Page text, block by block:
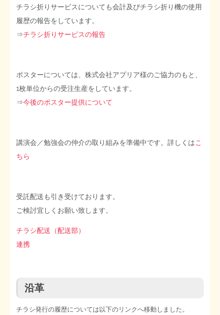
チラシ折りサービスについても会計及びチラシ折り機の使用
履歴の報告をしています。
⇒チラシ折りサービスの報告
ポスターについては、株式会社アプリア様のご協力のもと、
1枚単位からの受注生産をしています。
⇒今後のポスター提供について
講演会／勉強会の仲介の取り組みを準備中です。詳しくはこ
ちら
受託配送も引き受けております。
ご検討宜しくお願い致します。
チラシ配送（配送部）
連携
沿革
チラシ発行の履歴については以下のリンクへ移動しました。